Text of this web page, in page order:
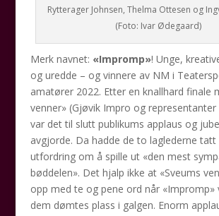
Rytterager Johnsen, Thelma Ottesen og
(Foto: Ivar Ødegaard)
Merk navnet: «Impromp»! Unge,
og uredde – og vinnere av NM i
amatører 2022. Etter en knallhard finale
venner» (Gjøvik Impro og
var det til slutt publikums applaus og
avgjorde. Da hadde de to laglederne
utfordring om å spille ut «den mest
bøddelen». Det hjalp ikke at «Sveums
opp med te og pene ord når «Impromp»
dem dømtes plass i galgen. Enorm